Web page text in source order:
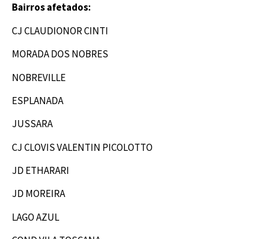
Bairros afetados:
CJ CLAUDIONOR CINTI
MORADA DOS NOBRES
NOBREVILLE
ESPLANADA
JUSSARA
CJ CLOVIS VALENTIN PICOLOTTO
JD ETHARARI
JD MOREIRA
LAGO AZUL